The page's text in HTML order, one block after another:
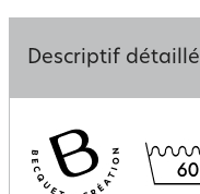
Descriptif détaillé